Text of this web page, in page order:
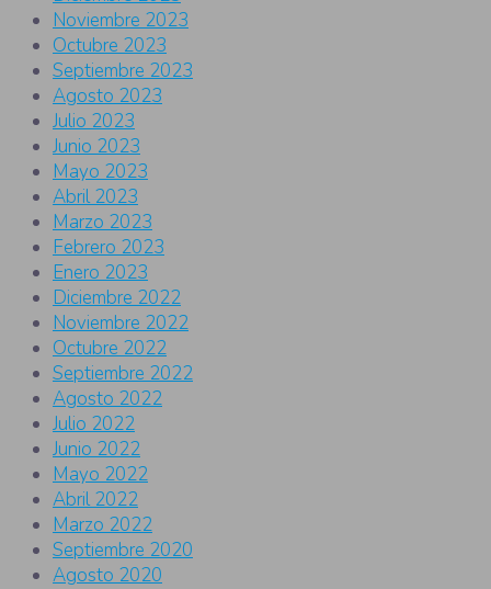
Noviembre 2023
Octubre 2023
Septiembre 2023
Agosto 2023
Julio 2023
Junio 2023
Mayo 2023
Abril 2023
Marzo 2023
Febrero 2023
Enero 2023
Diciembre 2022
Noviembre 2022
Octubre 2022
Septiembre 2022
Agosto 2022
Julio 2022
Junio 2022
Mayo 2022
Abril 2022
Marzo 2022
Septiembre 2020
Agosto 2020